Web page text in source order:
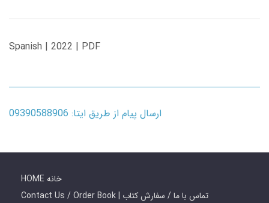
Spanish | 2022 | PDF
ارسال پیام از طریق ایتا: 09390588906
HOME خانه
Contact Us / Order Book | تماس با ما / سفارش کتاب